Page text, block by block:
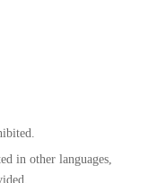
in other languages,